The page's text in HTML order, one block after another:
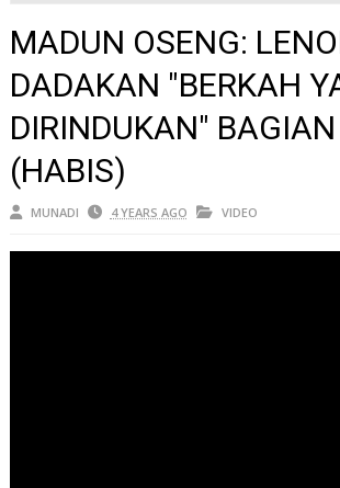
MADUN OSENG:
DADAKAN "BERKAH
DIRINDUKAN"
(HABIS)
MUNADI 4 YEARS AGO VIDEO